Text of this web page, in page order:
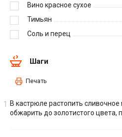
Вино красное сухое
Тимьян
Соль и перец
Шаги
Печать
В кастрюле растопить
обжарить до золотистого цвета,